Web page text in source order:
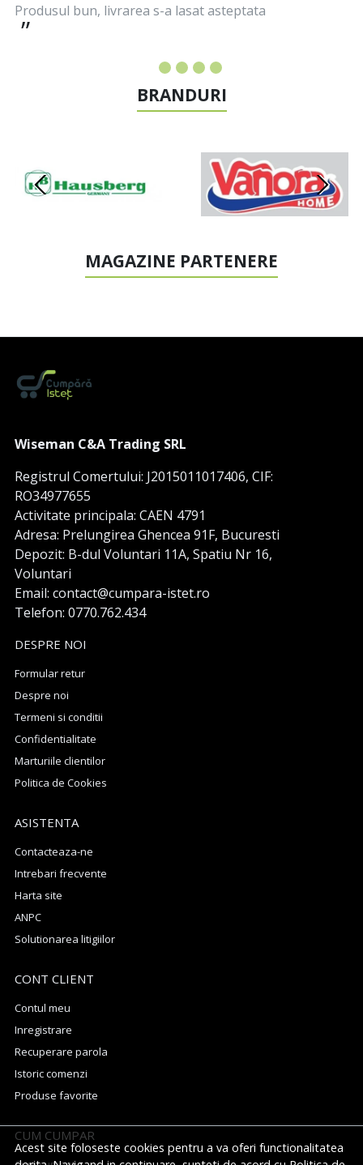
Acest site foloseste cookies pentru a va oferi functionalitatea
Produsul bun, livrarea s-a lasat asteptata
BRANDURI
MAGAZINE PARTENERE
Wiseman C&A Trading SRL
Registrul Comertului: J2015011017406, CIF:
RO34977655
Activitate principala: CAEN 4791
Adresa: Prelungirea Ghencea 91F, Bucuresti
Depozit: B-dul Voluntari 11A, Spatiu Nr 16,
Voluntari
Email: contact@cumpara-istet.ro
Telefon: 0770.762.434
DESPRE NOI
Formular retur
Despre noi
Termeni si conditii
Confidentialitate
Marturiile clientilor
Politica de Cookies
ASISTENTA
Contacteaza-ne
Intrebari frecvente
Harta site
ANPC
Solutionarea litigiilor
CONT CLIENT
Contul meu
Inregistrare
Recuperare parola
Istoric comenzi
Produse favorite
CUM CUMPAR